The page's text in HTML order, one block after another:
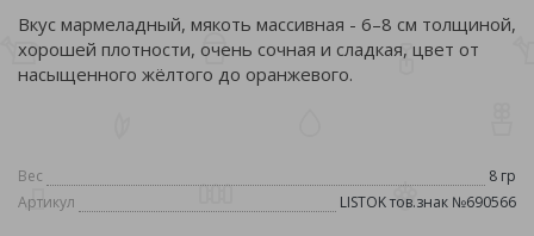
Вкус мармеладный, мякоть массивная - 6–8 см толщиной,
хорошей плотности, очень сочная и сладкая, цвет от
насыщенного жёлтого до оранжевого.
Вес
8 гр
Артикул
LISTOK тов.знак №690566